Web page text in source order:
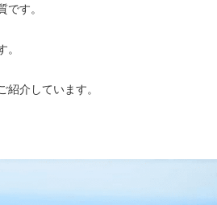
す。
介しています。